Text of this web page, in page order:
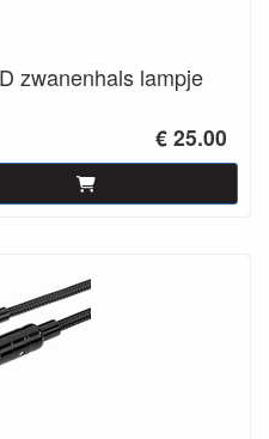
zwanenhals lampje
€ 25.00